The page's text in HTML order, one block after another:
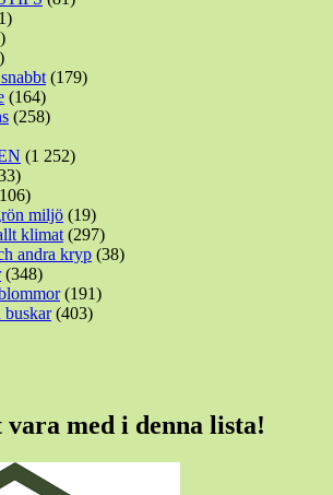
(179)
(164)
(258)
(1 252)
miljö (19)
klimat(297)
andra kryp (38)
(348)
(191)
buskar(403)
med i denna lista!